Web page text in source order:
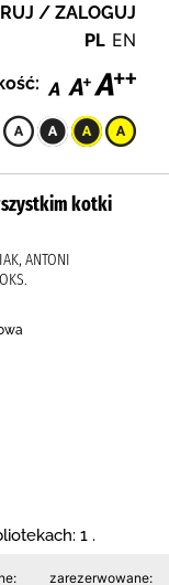
/ ZALOGUJ
PL EN
kotki
ANTONI
1 .
zarezerwowane: